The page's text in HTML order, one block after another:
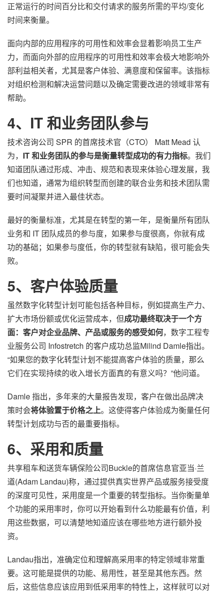
正常运行的时间百分比和交付请求的服务所需的平均/变化
时间来衡量。
面向内部的应用程序的可用性和效率会显着影响员工生产
力，而面向外部的应用程序的可用性和效率会极大地影响外
部利益相关者，尤其是客户体验、满意度和保留率。该指标
对组织检测和解决运营问题以及确定需要改进的领域非常有
帮助。
4、IT 和业务团队参与
技术咨询公司 SPR 的首席技术官（CTO） Matt Mead 认
为， IT 和业务团队的参与是衡量转型成功的有力指标。我们
知道团队通过形成、冲击、规范和表现来体验心理发展，我
们也知道，通常为组织转型而创建的联合业务和技术团队需
要时间凝聚并进入最佳状态。
最好的衡量标准，尤其是在转型的第一年，是衡量所有团队
业务和 IT 团队成员的参与度，如果参与度很高，你就有成
功的基础；如果参与度低，你的转型就有缺陷，很可能会失
败。
5、客户体验质量
虽然数字化转型计划可能包括各种目标，例如提高生产力、
扩大市场份额或优化运营成本，但成功最终取决于一个方
面：客户对企业品牌、产品或服务的感受如何，数字工程专
业服务公司 Infostretch 的客户成功总监Milind Damle指出。
“如果您的数字化转型计划不能提高客户体验的质量，那么
它们在实现持续的收入增长方面真的有意义吗？”他问道。
Damle 指出，多年来的大量报告发现，客户在做出品牌决
策时会将体验置于价格之上。这使得客户体验成为衡量任何
转型计划成功与否的最重要指标。
6、采用和质量
共享租车和送货车辆保险公司Buckle的首席信息官亚当·兰
道(Adam Landau)称，通过提供真实世界产品或服务接受度
的深度可见性，采用度是一个重要的转型指标。当你衡量单
个功能的采用率时，你可以开始看到什么功能最有价值，利
用这些数据，可以清楚地知道应该在哪些地方进行额外投
资。
Landau指出，准确定位和理解高采用率的特定领域非常重
要。这可能是提供的功能、易用性，甚至是其他东西。然
后，这些信息应该应用到低采用率的特性上，这样就可以对